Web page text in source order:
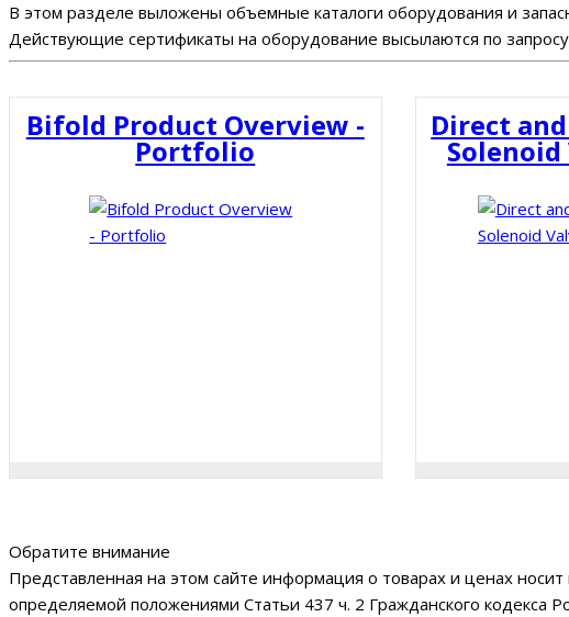
В этом разделе выложены объемные каталоги оборудования и
Действующие сертификаты на оборудование высылаются по
Bifold Product Overview -
Portfolio
Direct
Solenoid
Обратите внимание
Представленная на этом сайте информация о товарах и ценах
определяемой положениями Статьи 437 ч. 2 Гражданского кодекса